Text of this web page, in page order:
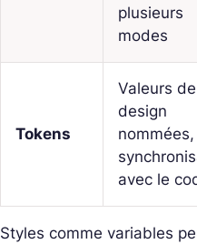
plusieurs
modes
Tokens
Valeurs de
design
nommées,
avec le
Styles comme variables